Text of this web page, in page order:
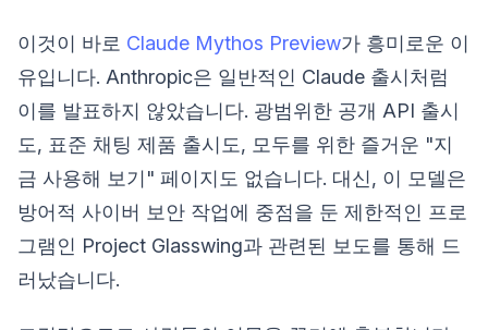
이것이 바로 Claude Mythos Preview가 흥미로운 이
유입니다. Anthropic은 일반적인 Claude 출시처럼
이를 발표하지 않았습니다. 광범위한 공개 API 출시
도, 표준 채팅 제품 출시도, 모두를 위한 즐거운 "지
금 사용해 보기" 페이지도 없습니다. 대신, 이 모델은
방어적 사이버 보안 작업에 중점을 둔 제한적인 프로
그램인 Project Glasswing과 관련된 보도를 통해 드
러났습니다.